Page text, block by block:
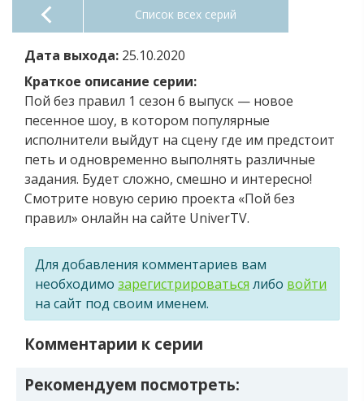
Список всех серий
Дата выхода: 25.10.2020
Краткое описание серии:
Пой без правил 1 сезон 6 выпуск — новое
песенное шоу, в котором популярные
исполнители выйдут на сцену где им предстоит
петь и одновременно выполнять различные
задания. Будет сложно, смешно и интересно!
Смотрите новую серию проекта «Пой без
правил» онлайн на сайте UniverTV.
Для добавления комментариев вам
необходимо зарегистрироваться либо войти
на сайт под своим именем.
Комментарии к серии
Рекомендуем посмотреть: